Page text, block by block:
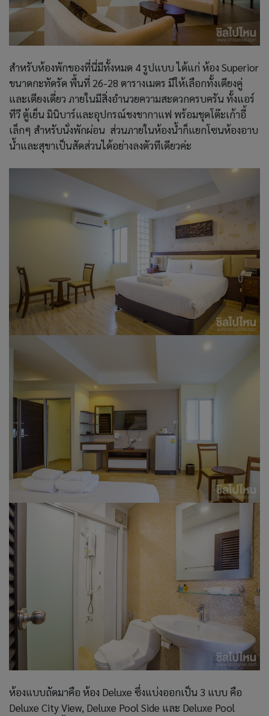
สำหรับห้องพักของที่นี่มีทั้งหมด 4 รูปแบบ ได้แก่ ห้อง Superior
ขนาดกะทัดรัด พื้นที่ 26-28 ตารางเมตร มีให้เลือกทั้งเตียงคู่
และเตียงเดี่ยว ภายในมีสิ่งอำนวยความสะดวกครบครัน ทั้งแอร์
ทีวี ตู้เย็น มินิบาร์และอุปกรณ์ชงชากาแฟ พร้อมชุดโต๊ะเก้าอี้
เล็กๆ สำหรับนั่งพักผ่อน ส่วนภายในห้องน้ำก็แยกโซนห้องอาบ
น้ำและสุขาเป็นสัดส่วนได้อย่างลงตัวทีเดียวค่ะ
ห้องแบบถัดมาคือ ห้อง Deluxe ซึ่งแบ่งออกเป็น 3 แบบ คือ
Deluxe City View, Deluxe Pool Side และ Deluxe Pool